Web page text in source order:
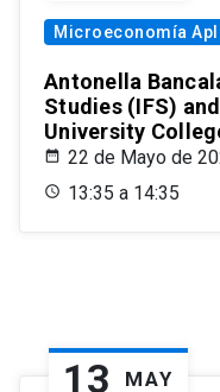
Microeconomía
Antonella
Studies (IFS)
University
22 de Mayo de
13:35 a 14:35
13 MAY